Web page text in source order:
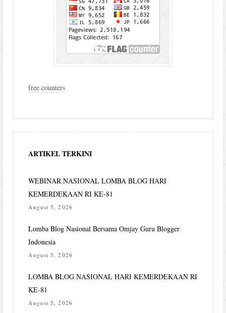
free counters
ARTIKEL TERKINI
WEBINAR NASIONAL LOMBA BLOG HARI
KEMERDEKAAN RI KE-81
August 5, 2026
Lomba Blog Nasional Bersama Omjay Guru Blogger
Indonesia
August 5, 2026
LOMBA BLOG NASIONAL HARI KEMERDEKAAN RI
KE-81
August 5, 2026